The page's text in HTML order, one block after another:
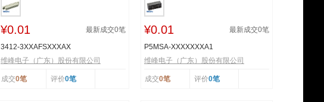
¥0.01 最新成交0笔
3412-3XXAFSXXXAX
维峰电子（广东）股份有限公司
成交0笔 评价0笔
¥0.01 最新成交0笔
P5MSA-XXXXXXXA1
维峰电子（广东）股份有限公司
成交0笔 评价0笔